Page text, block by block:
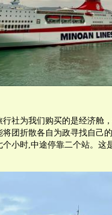
社为我们购买的是经济舱
团折散各自为政寻找自己
小时,中途停靠二个站。这